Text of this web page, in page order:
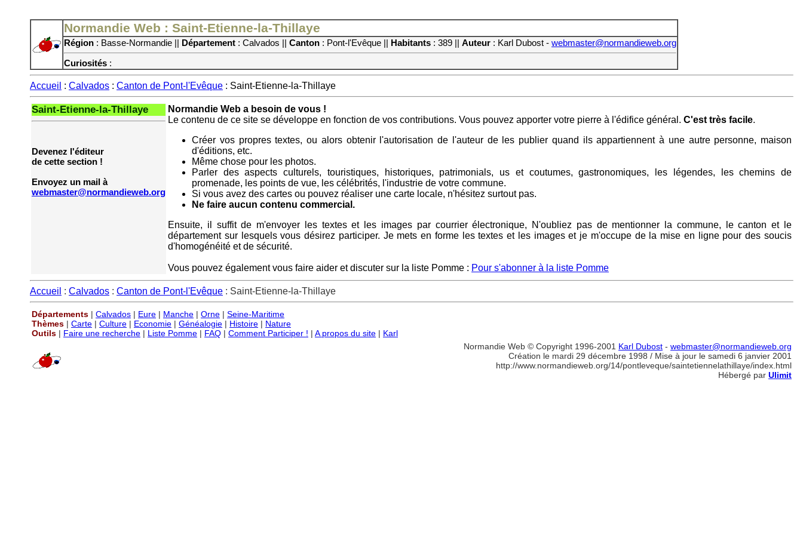
Normandie Web : Saint-Etienne-la-Thillaye
Région : Basse-Normandie || Département : Calvados || Canton : Pont-l'Evêque || Habitants : 389 || Auteur : Karl Dubost - webmaster@normandieweb.org
Curiosités :
Accueil : Calvados : Canton de Pont-l'Evêque : Saint-Etienne-la-Thillaye
Saint-Etienne-la-Thillaye
Devenez l'éditeur
de cette section !
Envoyez un mail à
webmaster@normandieweb.org
Normandie Web a besoin de vous !
Le contenu de ce site se développe en fonction de vos contributions. Vous pouvez apporter votre pierre à l'édifice général. C'est très facile.
Créer vos propres textes, ou alors obtenir l'autorisation de l'auteur de les publier quand ils appartiennent à une autre personne, maison
d'éditions, etc.
Même chose pour les photos.
Parler des aspects culturels, touristiques, historiques, patrimonials, us et coutumes, gastronomiques, les légendes, les chemins de
promenade, les points de vue, les célébrités, l'industrie de votre commune.
Si vous avez des cartes ou pouvez réaliser une carte locale, n'hésitez surtout pas.
Ne faire aucun contenu commercial.
Ensuite, il suffit de m'envoyer les textes et les images par courrier électronique, N'oubliez pas de mentionner la commune, le canton et le
département sur lesquels vous désirez participer. Je mets en forme les textes et les images et je m'occupe de la mise en ligne pour des soucis
d'homogénéité et de sécurité.
Vous pouvez également vous faire aider et discuter sur la liste Pomme : Pour s'abonner à la liste Pomme
Accueil : Calvados : Canton de Pont-l'Evêque : Saint-Etienne-la-Thillaye
Départements | Calvados | Eure | Manche | Orne | Seine-Maritime
Thèmes | Carte | Culture | Economie | Généalogie | Histoire | Nature
Outils | Faire une recherche | Liste Pomme | FAQ | Comment Participer ! | A propos du site | Karl
Normandie Web © Copyright 1996-2001 Karl Dubost - webmaster@normandieweb.org
Création le mardi 29 décembre 1998 / Mise à jour le samedi 6 janvier 2001
http://www.normandieweb.org/14/pontleveque/saintetiennelathillaye/index.html
Hébergé par Ulimit